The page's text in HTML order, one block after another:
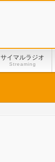
サイマルラジオ
Streaming